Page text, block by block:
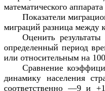
математического
Показатели
миграций разница между
Оценить
определенный период
или относительным на
Сравнение
динамику населения
соответственно —9 и